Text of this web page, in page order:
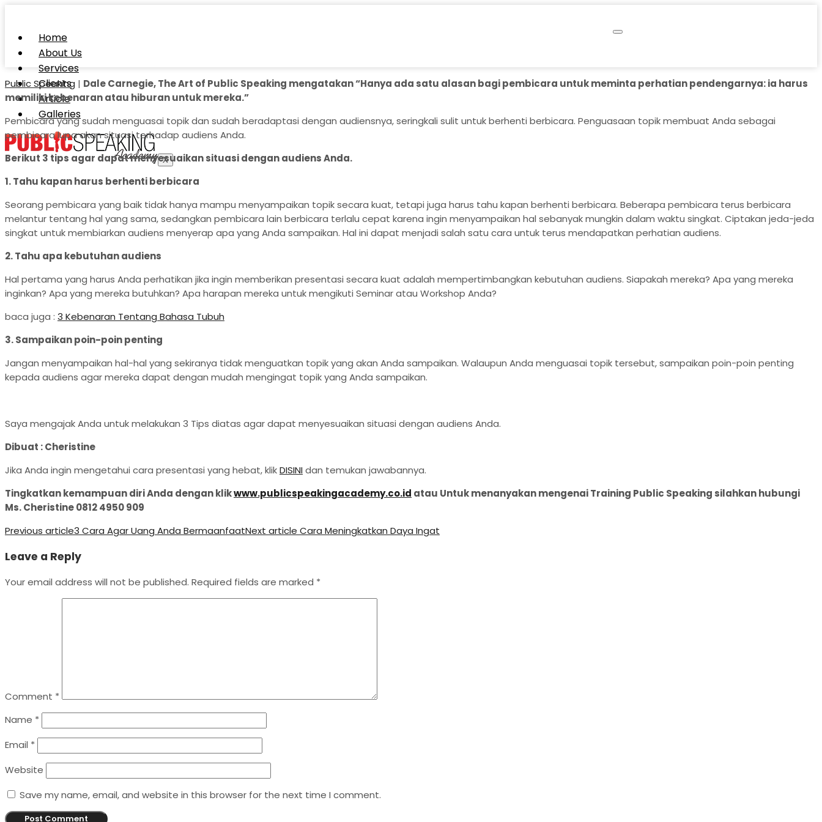
Home
About Us
Services
Clients
Article
Galleries
X
Public Speaking | Dale Carnegie, The Art of Public Speaking mengatakan “Hanya ada satu alasan bagi pembicara untuk meminta perhatian pendengarnya: ia harus
memiliki kebenaran atau hiburan untuk mereka.”
Pembicara yang sudah menguasai topik dan sudah beradaptasi dengan audiensnya, seringkali sulit untuk berhenti berbicara. Penguasaan topik membuat Anda sebagai
pembicara lupa akan situasi terhadap audiens Anda.
Berikut 3 tips agar dapat menyesuaikan situasi dengan audiens Anda.
1. Tahu kapan harus berhenti berbicara
Seorang pembicara yang baik tidak hanya mampu menyampaikan topik secara kuat, tetapi juga harus tahu kapan berhenti berbicara. Beberapa pembicara terus berbicara
melantur tentang hal yang sama, sedangkan pembicara lain berbicara terlalu cepat karena ingin menyampaikan hal sebanyak mungkin dalam waktu singkat. Ciptakan jeda-jeda
singkat untuk membiarkan audiens menyerap apa yang Anda sampaikan. Hal ini dapat menjadi salah satu cara untuk terus mendapatkan perhatian audiens.
2. Tahu apa kebutuhan audiens
Hal pertama yang harus Anda perhatikan jika ingin memberikan presentasi secara kuat adalah mempertimbangkan kebutuhan audiens. Siapakah mereka? Apa yang mereka
inginkan? Apa yang mereka butuhkan? Apa harapan mereka untuk mengikuti Seminar atau Workshop Anda?
baca juga : 3 Kebenaran Tentang Bahasa Tubuh
3. Sampaikan poin-poin penting
Jangan menyampaikan hal-hal yang sekiranya tidak menguatkan topik yang akan Anda sampaikan. Walaupun Anda menguasai topik tersebut, sampaikan poin-poin penting
kepada audiens agar mereka dapat dengan mudah mengingat topik yang Anda sampaikan.
Saya mengajak Anda untuk melakukan 3 Tips diatas agar dapat menyesuaikan situasi dengan audiens Anda.
Dibuat : Cheristine
Jika Anda ingin mengetahui cara presentasi yang hebat, klikDISINIdan temukan jawabannya.
Tingkatkan kemampuan diri Anda dengan klikwww.publicspeakingacademy.co.id atau Untuk menanyakan mengenai Training Public Speaking silahkan hubungi
Ms. Cheristine 0812 4950 909
Previous article3 Cara Agar Uang Anda BermaanfaatNext article Cara Meningkatkan Daya Ingat
Leave a Reply
Your email address will not be published. Required fields are marked *
Comment *
Name *
Email *
Website
Save my name, email, and website in this browser for the next time I comment.